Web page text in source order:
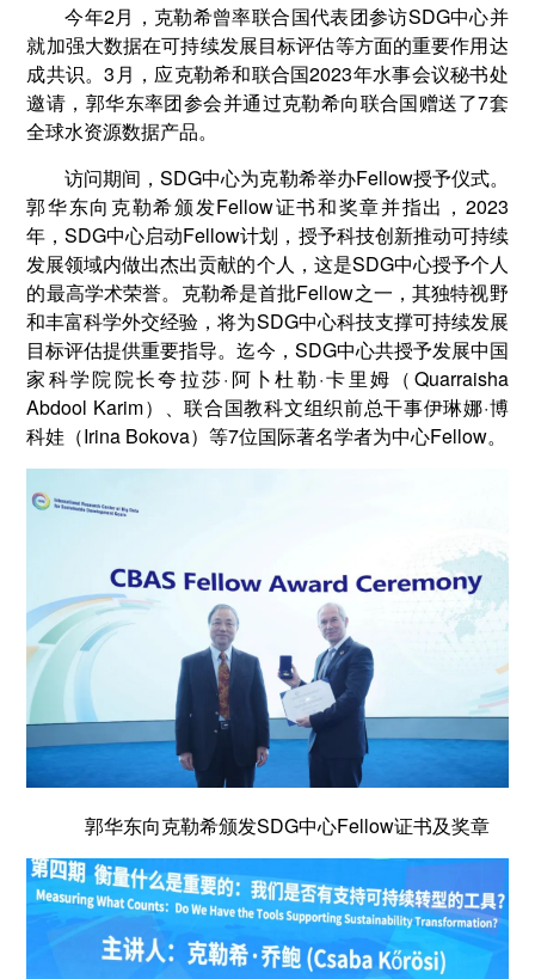
今年2月，克勒希曾率联合国代表团参访SDG中心并
就加强大数据在可持续发展目标评估等方面的重要作用达
成共识。3月，应克勒希和联合国2023年水事会议秘书处
邀请，郭华东率团参会并通过克勒希向联合国赠送了7套
全球水资源数据产品。
访问期间，SDG中心为克勒希举办Fellow授予仪式。
郭华东向克勒希颁发Fellow证书和奖章并指出，2023
年，SDG中心启动Fellow计划，授予科技创新推动可持续
发展领域内做出杰出贡献的个人，这是SDG中心授予个人
的最高学术荣誉。克勒希是首批Fellow之一，其独特视野
和丰富科学外交经验，将为SDG中心科技支撑可持续发展
目标评估提供重要指导。迄今，SDG中心共授予发展中国
家科学院院长夸拉莎·阿卜杜勒·卡里姆（Quarraisha
Abdool Karim）、联合国教科文组织前总干事伊琳娜·博
科娃（Irina Bokova）等7位国际著名学者为中心Fellow。
郭华东向克勒希颁发SDG中心Fellow证书及奖章